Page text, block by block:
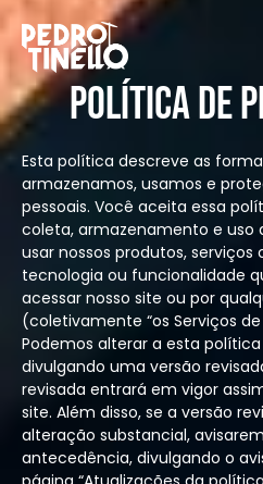
POLÍTICA DE
Esta política descreve as
armazenamos, usamos e
pessoais. Você aceita essa
coleta, armazenamento e uso
usar nossos produtos,
tecnologia ou funcionalidade
acessar nosso site ou por
(coletivamente “os Serviços de
Podemos alterar a esta
divulgando uma versão
revisada entrará em vigor
site. Além disso, se a versão
alteração substancial,
antecedência, divulgando o